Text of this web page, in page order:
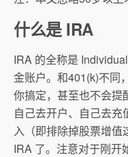
什么是 IRA
IRA 的全称是
金账户。和401(k)不同
你搞定，甚至也不会提
自己去开户、自己去
入（即排除掉股票增
IRA 了。注意对于刚开